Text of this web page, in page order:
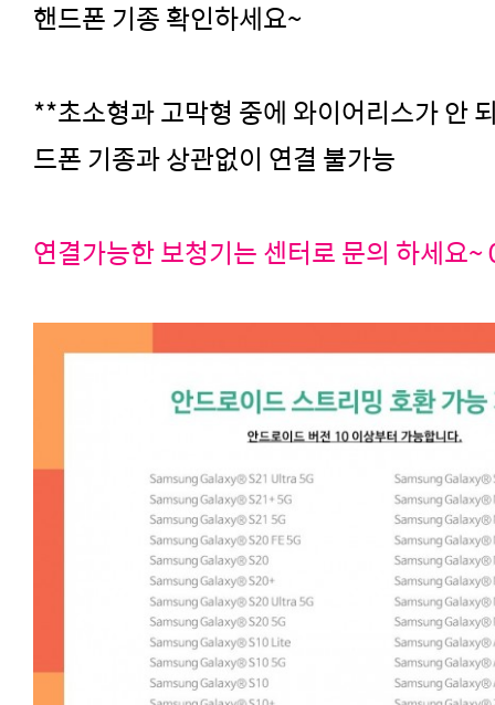
핸드폰 기종 확인하세요~
**초소형과 고막형 중에 와이어리스가 안
드폰 기종과 상관없이 연결 불가능
연결가능한 보청기는 센터로 문의 하세